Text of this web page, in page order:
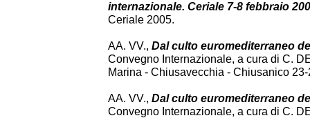
internazionale. Ceriale 7-8 febbraio
Ceriale 2005.
AA. VV., Dal culto euromediterraneo
Convegno Internazionale, a cura di C.
Marina - Chiusavecchia - Chiusanico
AA. VV., Dal culto euromediterraneo
Convegno Internazionale, a cura di C.